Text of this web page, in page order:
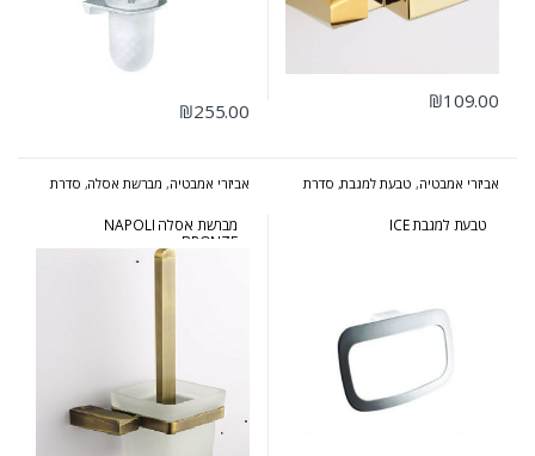
₪109.00
₪255.00
אביזרי אמבטיה, טבעת למגבת, סדרת
טבעת למגבת ICE
אביזרי אמבטיה, מברשת אסלה, סדרת
מברשת אסלה NAPOLI
BRONZE